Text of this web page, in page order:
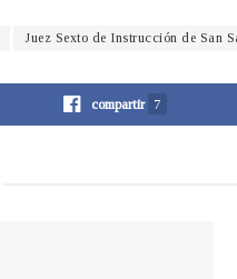
Juez Sexto de Instrucción de San
compartir 7